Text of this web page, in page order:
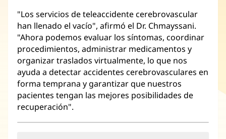
"Los servicios de teleaccidente cerebrovascular
han llenado el vacío", afirmó el Dr. Chmayssani.
"Ahora podemos evaluar los síntomas, coordinar
procedimientos, administrar medicamentos y
organizar traslados virtualmente, lo que nos
ayuda a detectar accidentes cerebrovasculares en
forma temprana y garantizar que nuestros
pacientes tengan las mejores posibilidades de
recuperación".